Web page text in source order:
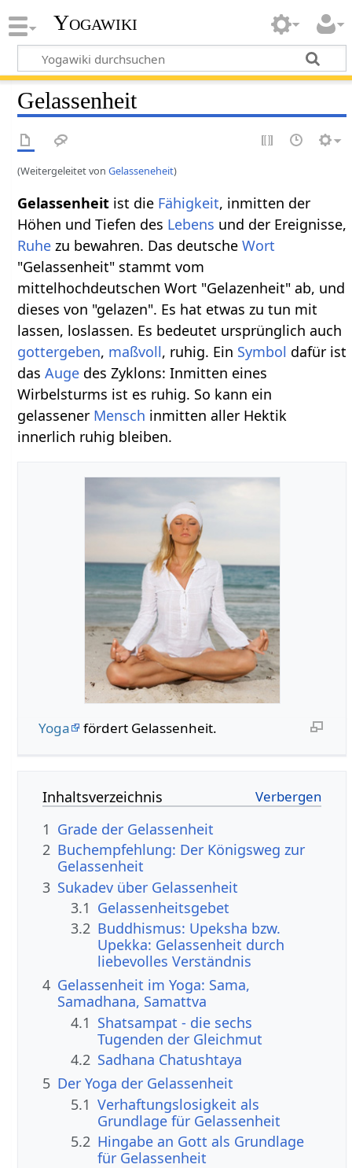
Yogawiki
Gelassenheit
(Weitergeleitet vonGelasseneheit)
Gelassenheit ist die Fähigkeit, inmitten der
Höhen und Tiefen des Lebens und der Ereignisse,
Ruhe zu bewahren. Das deutscheWort
"Gelassenheit" stammt vom
mittelhochdeutschen Wort "Gelazenheit" ab, und
dieses von "gelazen". Es hat etwas zu tun mit
lassen, loslassen. Es bedeutet ursprünglich auch
gottergeben, maßvoll, ruhig. Ein Symbol dafür ist
dasAuge des Zyklons: Inmitten eines
Wirbelsturms ist es ruhig. So kann ein
gelassener Mensch inmitten aller Hektik
innerlich ruhig bleiben.
Yoga fördert Gelassenheit.
Inhaltsverzeichnis
1 Grade der Gelassenheit
2 Buchempfehlung: Der Königsweg zur
Gelassenheit
3 Sukadev über Gelassenheit
3.1 Gelassenheitsgebet
3.2 Buddhismus: Upeksha bzw.
Upekka: Gelassenheit durch
liebevolles Verständnis
4 Gelassenheit im Yoga: Sama,
Samadhana, Samattva
4.1 Shatsampat - die sechs
Tugenden der Gleichmut
4.2 Sadhana Chatushtaya
5 Der Yoga der Gelassenheit
5.1 Verhaftungslosigkeit als
Grundlage für Gelassenheit
5.2 Hingabe an Gott als Grundlage
für Gelassenheit